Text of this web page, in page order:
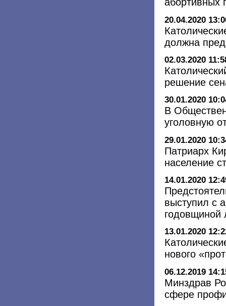
20.04.2020
должна
02.03.2020
решение
30.01.2020
В
уголовную
29.01.2020
Патриарх
население
14.01.2020
выступил с
годовщиной
13.01.2020
нового
06.12.2019
Минздрав
сфере